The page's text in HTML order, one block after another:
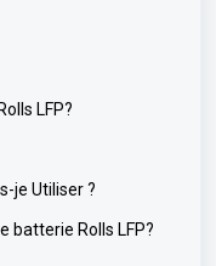
LFP?
je Utiliser ?
batterie Rolls LFP?